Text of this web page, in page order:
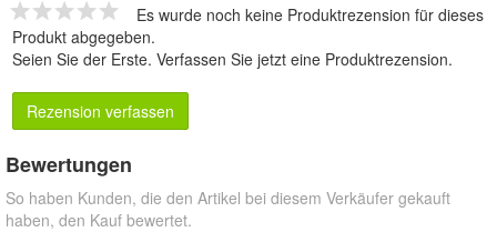
Es wurde noch keine Produktrezension für dieses
Produkt abgegeben.
Seien Sie der Erste. Verfassen Sie jetzt eine Produktrezension.
Rezension verfassen
Bewertungen
So haben Kunden, die den Artikel bei diesem Verkäufer gekauft
haben, den Kauf bewertet.